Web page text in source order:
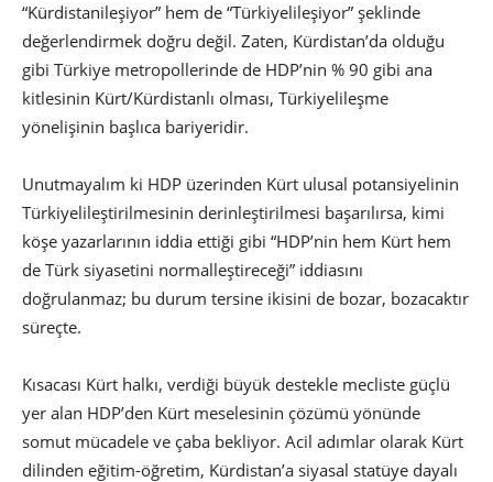
“Kürdistanileşiyor” hem de “Türkiyelileşiyor” şeklinde
değerlendirmek doğru değil. Zaten, Kürdistan’da olduğu
gibi Türkiye metropollerinde de HDP’nin % 90 gibi ana
kitlesinin Kürt/Kürdistanlı olması, Türkiyelileşme
yönelişinin başlıca bariyeridir.
Unutmayalım ki HDP üzerinden Kürt ulusal potansiyelinin
Türkiyelileştirilmesinin derinleştirilmesi başarılırsa, kimi
köşe yazarlarının iddia ettiği gibi “HDP’nin hem Kürt hem
de Türk siyasetini normalleştireceği” iddiasını
doğrulanmaz; bu durum tersine ikisini de bozar, bozacaktır
süreçte.
Kısacası Kürt halkı, verdiği büyük destekle mecliste güçlü
yer alan HDP’den Kürt meselesinin çözümü yönünde
somut mücadele ve çaba bekliyor. Acil adımlar olarak Kürt
dilinden eğitim-öğretim, Kürdistan’a siyasal statüye dayalı